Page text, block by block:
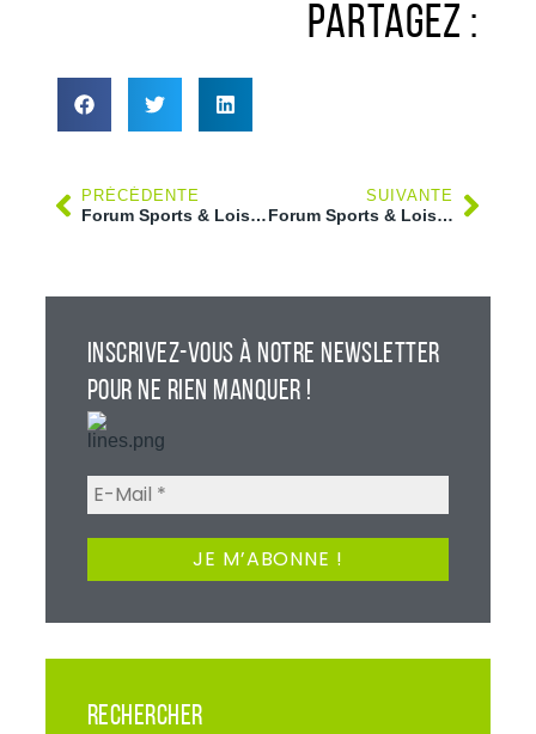
PARTAGEZ :
PRÉCÉDENTE
Forum Sports & Loisirs E.Leclerc Sens Nord 2025 avec le Judo club Clémentin.
SUIVANTE
Forum Sports & Loisirs 2025 au Centre E.Leclerc Sens Nord avec Marie-Noëlle Philippot, présidente de 606 Reed and blues
INSCRIVEZ-VOUS À NOTRE NEWSLETTER
POUR NE RIEN MANQUER !
RECHERCHER